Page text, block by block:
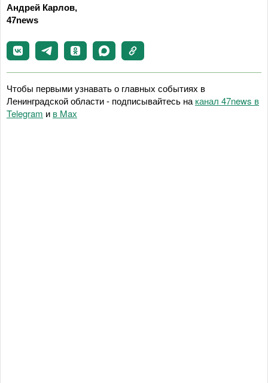
Андрей Карлов,
47news
Чтобы первыми узнавать о главных событиях в
Ленинградской области - подписывайтесь на канал 47news в
Telegram и в Maх